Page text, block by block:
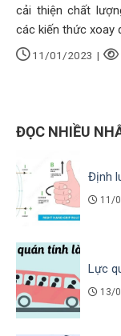
cải thiện chất
các kiến thức xoay
11/01/2023 |
ĐỌC NHIỀU
Định
11/
Lực
13/